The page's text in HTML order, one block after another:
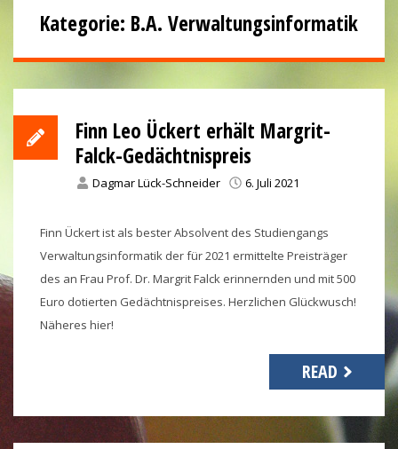
Kategorie: B.A. Verwaltungsinformatik
Finn Leo Ückert erhält Margrit-
Falck-Gedächtnispreis
Dagmar Lück-Schneider 6. Juli 2021
Finn Ückert ist als bester Absolvent des Studiengangs
Verwaltungsinformatik der für 2021 ermittelte Preisträger
des an Frau Prof. Dr. Margrit Falck erinnernden und mit 500
Euro dotierten Gedächtnispreises. Herzlichen Glückwusch!
Näheres hier!
READ